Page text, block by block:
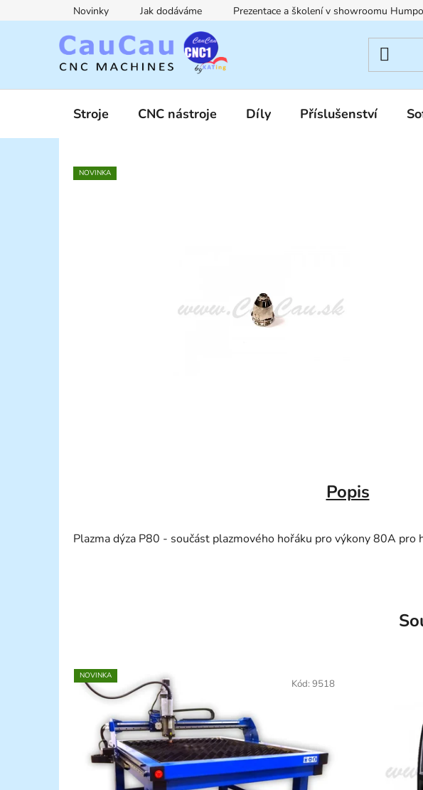
na
Novinky Jak dodáváme Prezentace a školení v showroomu
Stroje CNC nástroje Díly Příslušenství
NOVINKA
Popis
Plazma dýza P80 - součást plazmového hořáku pro výkony 80A pro
NOVINKA
Kód:9518